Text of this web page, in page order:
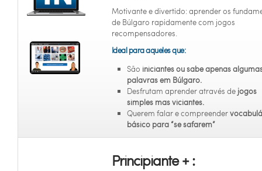
Motivante e divertido: aprender os
de Búlgaro rapidamente com jogos
recompensadores.
Ideal para aqueles que:
São iniciantesou sabe apenas
palavras em Búlgaro.
Desfrutam aprender através de jogos
simples mas viciantes.
Querem falar e compreender
básico para “se safarem”
Principiante + :